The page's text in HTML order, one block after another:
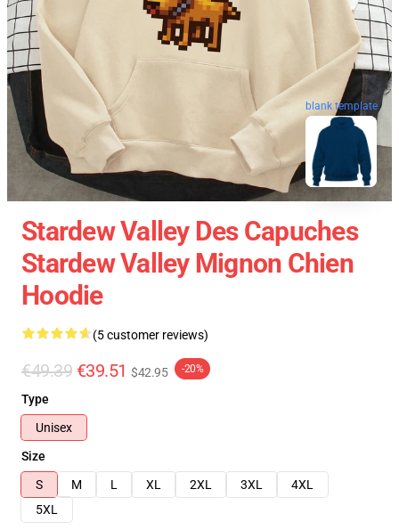
blank template
Stardew Valley Des Capuches
Stardew Valley Mignon Chien
Hoodie
(5 customer reviews)
€49.39 €39.51 $42.95 -20%
Type
Unisex
Size
S
M L XL 2XL 3XL
4XL
5XL